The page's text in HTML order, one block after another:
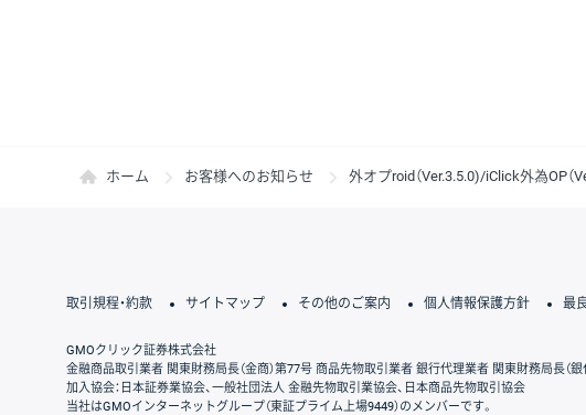
ホーム お客様へのお知らせ 外オプroid（Ver.3.5.0)/iClick外為OP
取引規程・約款 サイトマップ その他のご案内 個人情報保護方針 最
GMOクリック証券株式会社
金融商品取引業者 関東財務局長（金商）第77号 商品先物取引業者 銀行代理業者 関東財務局長（
加入協会：日本証券業協会、一般社団法人 金融先物取引業協会、日本商品先物取引協会
当社はGMOインターネットグループ（東証プライム上場9449）のメンバーです。